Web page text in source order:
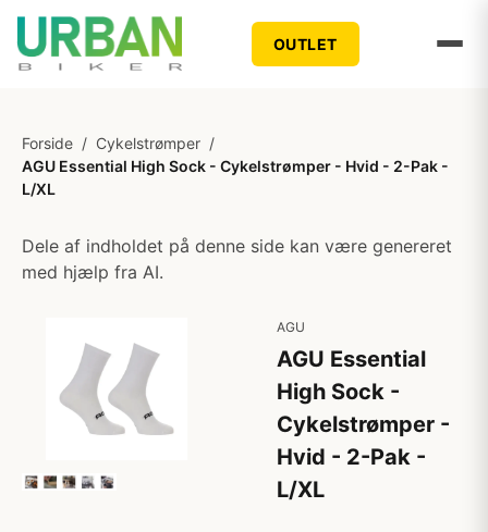
OUTLET
Forside / Cykelstrømper /
AGU Essential High Sock - Cykelstrømper - Hvid - 2-Pak -
L/XL
Dele af indholdet på denne side kan være genereret
med hjælp fra AI.
AGU
AGU Essential
High Sock -
Cykelstrømper -
Hvid - 2-Pak -
L/XL